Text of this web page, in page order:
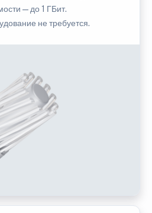
— до 1 ГБит.
не требуется.